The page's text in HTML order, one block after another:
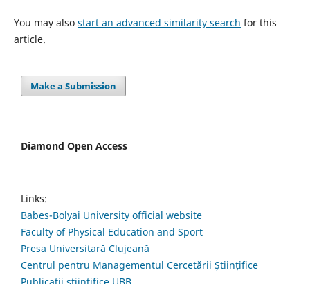
You may also start an advanced similarity search for this
article.
Make a Submission
Diamond Open Access
Links:
Babes-Bolyai University official website
Faculty of Physical Education and Sport
Presa Universitară Clujeană
Centrul pentru Managementul Cercetării Științifice